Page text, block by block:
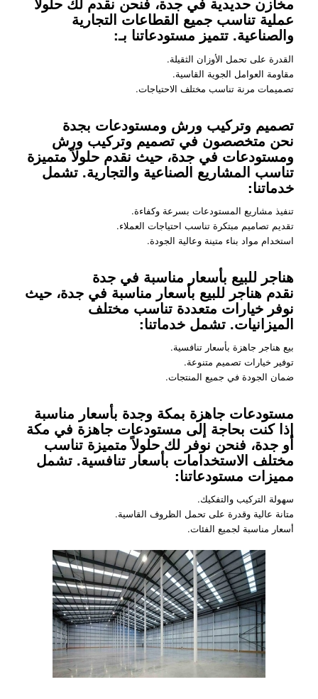
عملية تناسب جميع القطاعات التجارية
والصناعية. تتميز مستودعاتنا بـ:
القدرة على تحمل الأوزان الثقيلة.
مقاومة العوامل الجوية القاسية.
تصميمات مرنة تناسب مختلف الاحتياجات.
تصميم وتركيب ورش ومستودعات بجدة
نحن متخصصون في تصميم وتركيب ورش
ومستودعات في جدة، حيث نقدم حلولاً متميزة
تناسب المشاريع الصناعية والتجارية. تشمل
خدماتنا:
تنفيذ مشاريع المستودعات بسرعة وكفاءة.
تقديم تصاميم مبتكرة تناسب احتياجات العملاء.
استخدام مواد بناء متينة وعالية الجودة.
هناجر للبيع بأسعار مناسبة في جدة
نقدم هناجر للبيع بأسعار مناسبة في جدة، حيث
نوفر خيارات متعددة تناسب مختلف
الميزانيات. تشمل خدماتنا:
بيع هناجر جاهزة بأسعار تنافسية.
توفير خيارات تصميم متنوعة.
ضمان الجودة في جميع المنتجات.
مستودعات جاهزة بمكة وجدة بأسعار مناسبة
إذا كنت بحاجة إلى مستودعات جاهزة في مكة
أو جدة، فنحن نوفر لك حلولاً متميزة تناسب
مختلف الاستخدامات بأسعار تنافسية. تشمل
مميزات مستودعاتنا:
سهولة التركيب والتفكيك.
متانة عالية وقدرة على تحمل الظروف القاسية.
أسعار مناسبة لجميع الفئات.